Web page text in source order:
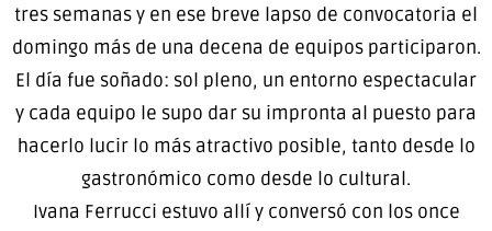
tres semanas y en ese breve lapso de convocatoria el
domingo más de una decena de equipos participaron.
El día fue soñado: sol pleno, un entorno espectacular
y cada equipo le supo dar su impronta al puesto para
hacerlo lucir lo más atractivo posible, tanto desde lo
gastronómico como desde lo cultural.
Ivana Ferrucci estuvo allí y conversó con los once